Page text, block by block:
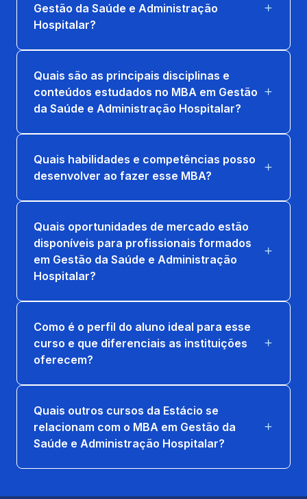
Gestão da Saúde e Administração
Hospitalar?
Quais são as principais disciplinas e
conteúdos estudados no MBA em Gestão
da Saúde e Administração Hospitalar?
Quais habilidades e competências posso
desenvolver ao fazer esse MBA?
Quais oportunidades de mercado estão
disponíveis para profissionais formados
em Gestão da Saúde e Administração
Hospitalar?
Como é o perfil do aluno ideal para esse
curso e que diferenciais as instituições
oferecem?
Quais outros cursos da Estácio se
relacionam com o MBA em Gestão da
Saúde e Administração Hospitalar?